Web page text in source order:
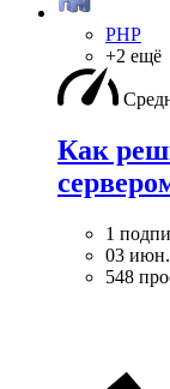
PHP
+2 ещё
Как
1
03 июн.
548